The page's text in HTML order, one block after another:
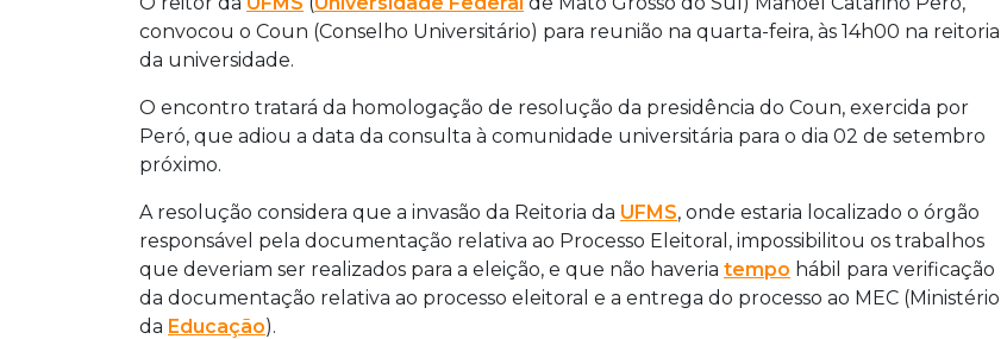
convocou o Coun (Conselho Universitário) para reunião na quarta-feira, às 14h00 na reitoria
da universidade.
O encontro tratará da homologação de resolução da presidência do Coun, exercida por
Peró, que adiou a data da consulta à comunidade universitária para o dia 02 de setembro
próximo.
A resolução considera que a invasão da Reitoria da UFMS, onde estaria localizado o órgão
responsável pela documentação relativa ao Processo Eleitoral, impossibilitou os trabalhos
que deveriam ser realizados para a eleição, e que não haveria tempo hábil para verificação
da documentação relativa ao processo eleitoral e a entrega do processo ao MEC (Ministério
da Educação).